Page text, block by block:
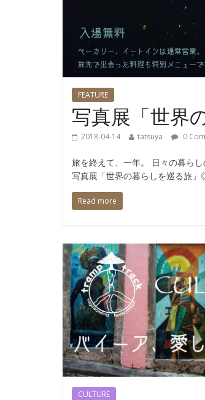
FEATURE
写真展「世界
2018-04-14 tatsuya 0
旅を終えて、一年。 日々の暮ら
写真展「世界の暮らしを巡る旅
Read more
CULTURE